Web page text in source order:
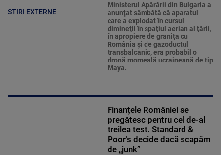
STIRI EXTERNE
Ministerul Apărării din Bulgaria a
anunţat sâmbătă că aparatul
care a explodat în cursul
dimineţii în spaţiul aerian al ţării,
în apropiere de graniţa cu
România şi de gazoductul
transbalcanic, era probabil o
dronă momeală ucraineană de tip
Maya.
Finanțele României se
pregătesc pentru cel de-al
treilea test. Standard &
Poor’s decide dacă scapăm
de „junk”